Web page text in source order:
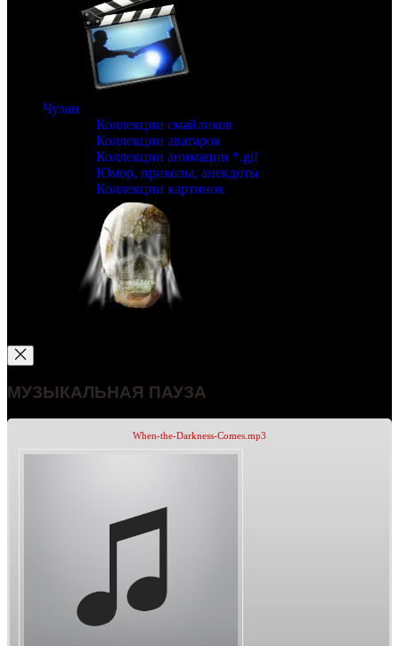
Чулан
Коллекции смайликов
Коллекции аватарок
Коллекции анимации *.gif
Юмор, приколы, анекдоты
Коллекции картинок
МУЗЫКАЛЬНАЯ ПАУЗА
When-the-Darkness-Comes.mp3